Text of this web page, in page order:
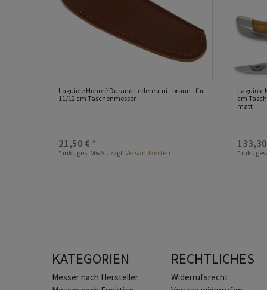
Laguiole Honoré Durand Ledereutui - braun - für
11/12 cm Taschenmesser
21,50 € *
* inkl. ges. MwSt. zzgl.Versandkosten
Laguiole
cm
matt
* inkl.
KATEGORIEN
Home
Messer nach Hersteller
RECHTLICHES
Widerrufs­recht